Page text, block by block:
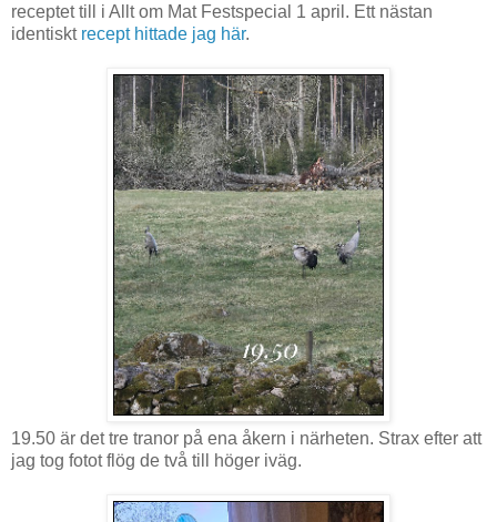
receptet till i Allt om Mat Festspecial 1 april. Ett nästan
identiskt recept hittade jag här.
19.50 är det tre tranor på ena åkern i närheten. Strax efter att
jag tog fotot flög de två till höger iväg.